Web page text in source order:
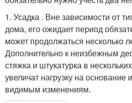
1. Усадка . Вне зависимости от
дома, его ожидает период
может продолжаться несколько
Дополнительно к неизбежным
стяжка и штукатурка в
увеличат нагрузку на основание
видимым изменениям.